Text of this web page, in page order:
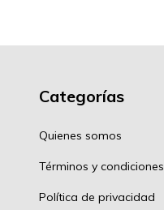
Categorías
Quienes somos
Términos y condiciones
Política de privacidad